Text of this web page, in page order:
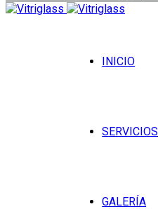
INICIO
SERVICIOS
GALERÍA